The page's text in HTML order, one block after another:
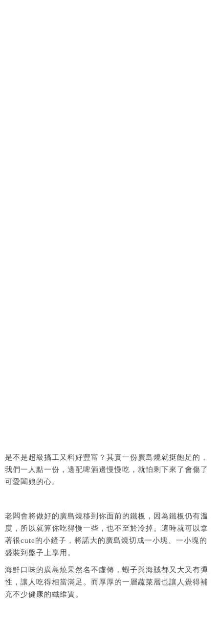
是不是超級搞工又料好豐富？其實一份廣島燒就挺飽足的，
我們一人點一份，邊配啤酒邊慢慢吃，就怕剩下來了會傷了
可愛闆娘的心。
老闆會將做好的廣島燒移到你面前的鐵板，因為鐵板仍有溫
度，所以就算你吃得慢一些，也不至於冷掉。這時就可以拿
著很cute的小鏟子，將諾大的廣島燒切成一小塊、一小塊的
盛裝到盤子上享用。
海鮮口味的廣島燒果然名不虛傳，蝦子與海賊都又大又有彈
性，讓人吃得相當滿足。而厚厚的一層蔬菜層也讓人覺得補
充不少健康的纖維質。